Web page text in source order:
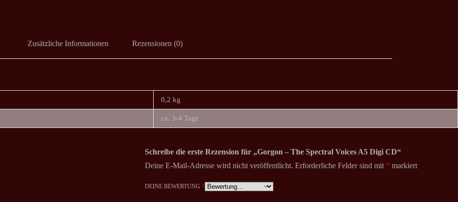
Zusätzliche Informationen Rezensionen (0)
0,2 kg
ca. 3-4 Tage
Schreibe die erste Rezension für „Gorgon – The Spectral Voices A5 Digi CD“
Deine E-Mail-Adresse wird nicht veröffentlicht. Erforderliche Felder sind mit * markiert
DEINE BEWERTUNG *